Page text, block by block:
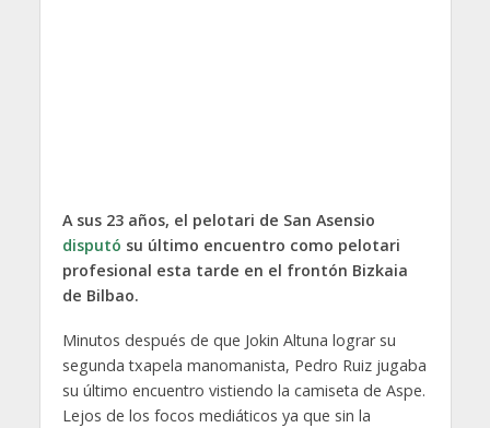
A sus 23 años, el pelotari de San Asensio
disputó su último encuentro como pelotari
profesional esta tarde en el frontón Bizkaia
de Bilbao.
Minutos después de que Jokin Altuna lograr su
segunda txapela manomanista, Pedro Ruiz jugaba
su último encuentro vistiendo la camiseta de Aspe.
Lejos de los focos mediáticos ya que sin la